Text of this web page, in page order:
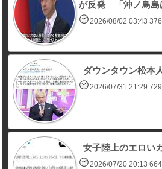
が反発 「沖ノ鳥島
2026/08/02 03:43
ダウンタウン松本
2026/07/31 21:29
女子陸上のエロい
2026/07/20 20:13